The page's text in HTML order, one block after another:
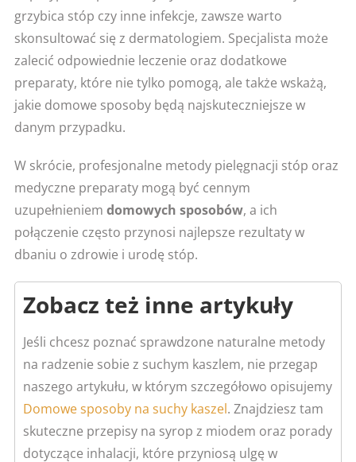
grzybica stóp czy inne infekcje, zawsze warto
skonsultować się z dermatologiem. Specjalista może
zalecić odpowiednie leczenie oraz dodatkowe
preparaty, które nie tylko pomogą, ale także wskażą,
jakie domowe sposoby będą najskuteczniejsze w
danym przypadku.
W skrócie, profesjonalne metody pielęgnacji stóp oraz
medyczne preparaty mogą być cennym
uzupełnieniem domowych sposobów, a ich
połączenie często przynosi najlepsze rezultaty w
dbaniu o zdrowie i urodę stóp.
Zobacz też inne artykuły
Jeśli chcesz poznać sprawdzone naturalne metody
na radzenie sobie z suchym kaszlem, nie przegap
naszego artykułu, w którym szczegółowo opisujemy
Domowe sposoby na suchy kaszel. Znajdziesz tam
skuteczne przepisy na syrop z miodem oraz porady
dotyczące inhalacji, które przyniosą ulgę w